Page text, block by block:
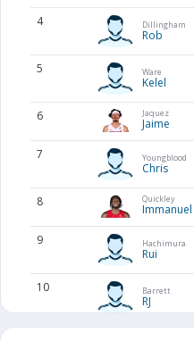
4 Dillingham
Rob
5 Ware
Kelel
6 Jaquez
Jaime
7 Youngblood
Chris
8 Quickley
Immanuel
9 Hachimura
Rui
10 Barrett
RJ